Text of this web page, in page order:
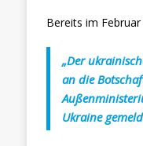
Bereits im
„Der
an die
Ukraine